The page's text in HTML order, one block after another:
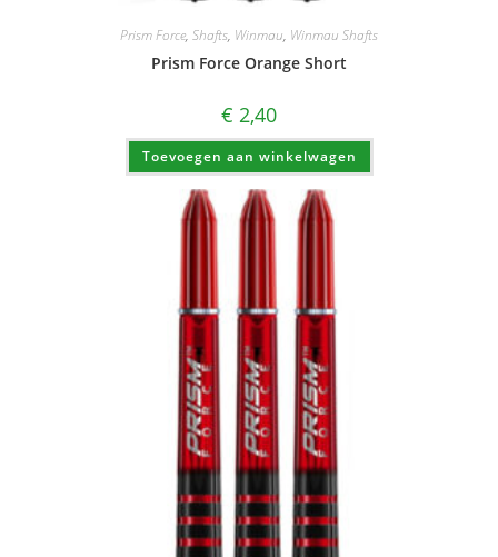
Prism Force, Shafts, Winmau, Winmau Shafts
Prism Force Orange Short
€ 2,40
Toevoegen aan winkelwagen